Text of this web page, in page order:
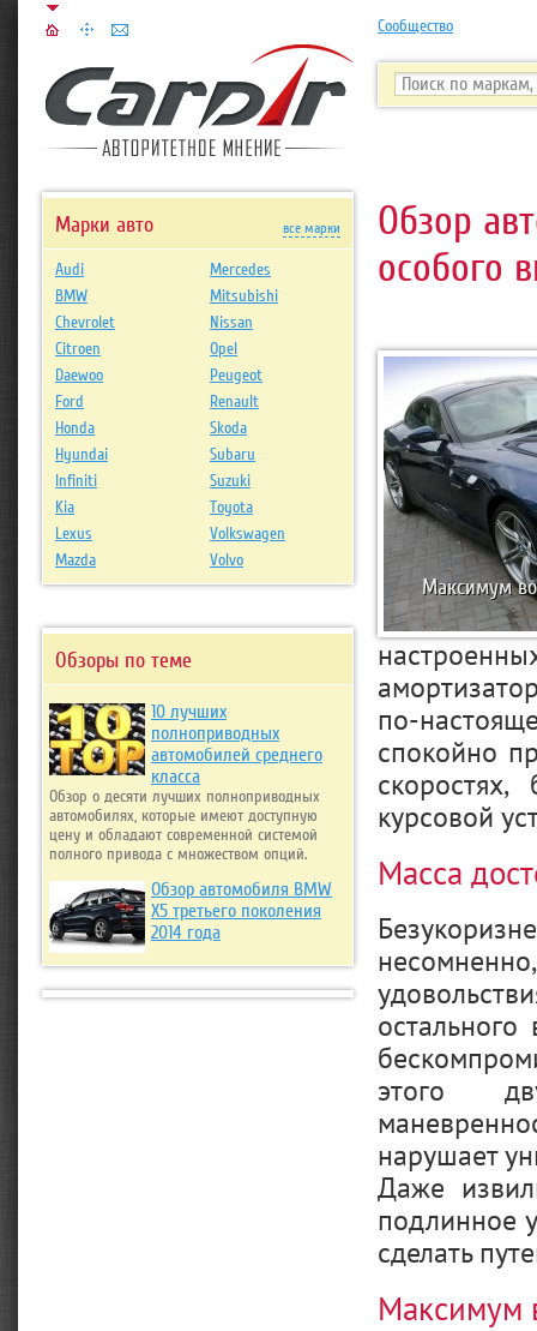
Сообщество
Обзор
особого
Максимум
по-
спокойно
скоростях,
курсовой
Масса
этого
нарушает
Даже
подлинное
сделать
Максимум
Марки авто все марки
Audi
Mercedes
BMW
Mitsubishi
Chevrolet
Nissan
Citroen
Opel
Daewoo
Peugeot
Ford
Renault
Honda
Skoda
Hyundai
Subaru
Infiniti
Suzuki
Kia
Toyota
Lexus
Volkswagen
Mazda
Volvo
Обзоры по теме
10 лучших
полноприводных
автомобилей среднего
класса
Обзор о десяти лучших полноприводных
автомобилях, которые имеют доступную
цену и обладают современной системой
полного привода с множеством опций.
Обзор автомобиля BMW
Х5 третьего поколения
2014 года